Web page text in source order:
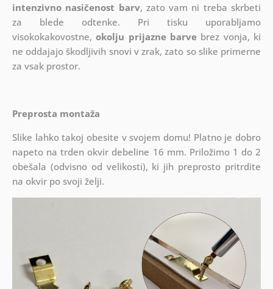
intenzivno nasičenost barv, zato vam ni treba skrbeti
za blede odtenke. Pri tisku uporabljamo
visokokakovostne,okolju prijazne barve brez vonja, ki
ne oddajajo škodljivih snovi v zrak, zato so slike primerne
za vsak prostor.
Preprosta montaža
Slike lahko takoj obesite v svojem domu! Platno je dobro
napeto na trden okvir debeline 16 mm. Priložimo 1 do 2
obešala (odvisno od velikosti), ki jih preprosto pritrdite
na okvir po svoji želji.